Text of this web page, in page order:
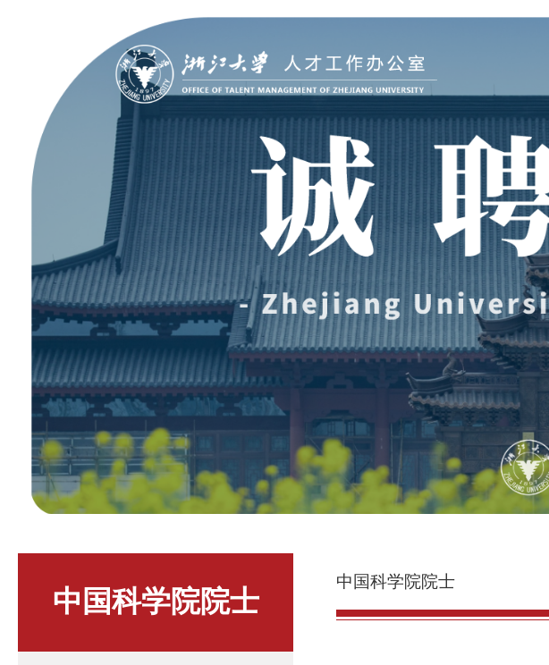
聚贤纳才
Jobs @ ZJU
招聘公告
加入我们
走进浙大
Discover ZJU
浙大简况
人才队伍
人才动
News and
新闻速递
人才风采
中国科学院院士
中国科学院院士